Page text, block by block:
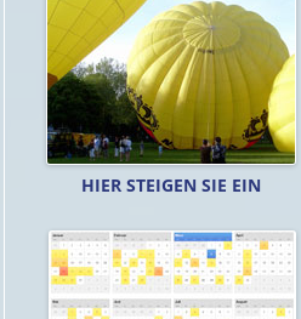
HIER STEIGEN SIE EIN